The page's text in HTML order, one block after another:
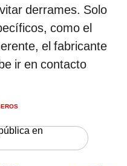
derrames. Solo
como el
el fabricante
ir en contacto
en